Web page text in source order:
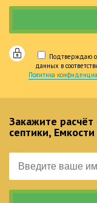
Подтверждаю
данных в
Политика
Закажите расчёт
септики,